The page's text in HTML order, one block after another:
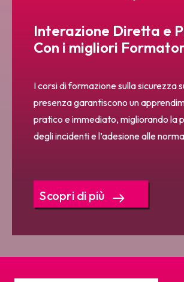
Interazione Diretta e
Con i migliori
I corsi di formazione sulla sicurezza
presenza garantiscono un
pratico e immediato, migliorando la
degli incidenti e l’adesione alle
Scopri di più